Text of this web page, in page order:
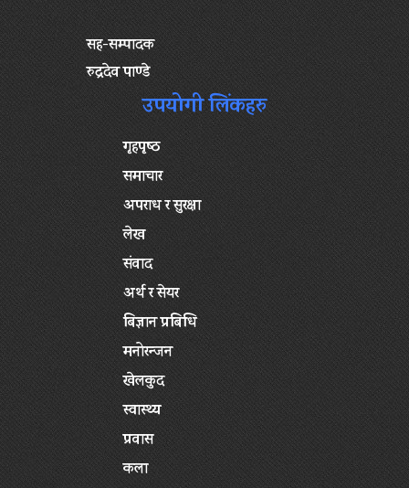
सह-सम्पादक
रुद्रदेव पाण्डे
उपयोगी लिंकहरु
गृहपृष्‍ठ
समाचार
अपराध र सुरक्षा
लेख
संवाद
अर्थ र सेयर
बिज्ञान प्रबिधि
मनोरन्जन
खेलकुद
स्वास्थ्य
प्रवास
कला